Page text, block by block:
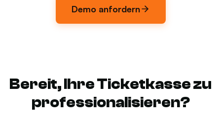
Demo anfordern
Bereit, Ihre Ticketkasse zu
professionalisieren?